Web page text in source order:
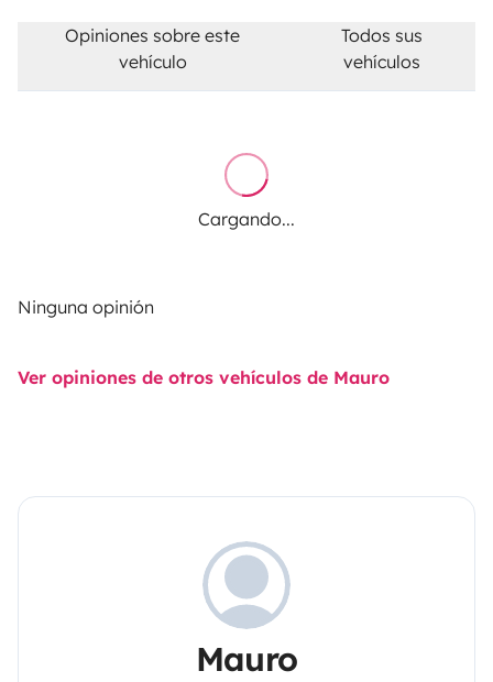
Opiniones sobre este
vehículo
Todos sus
vehículos
Cargando...
Ninguna opinión
Ver opiniones de otros vehículos de Mauro
Mauro